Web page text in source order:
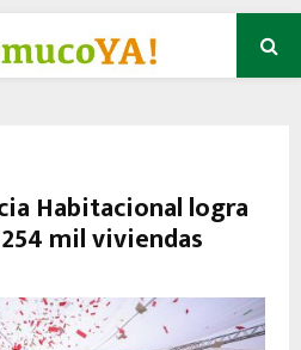
Habitacional logra
mil viviendas